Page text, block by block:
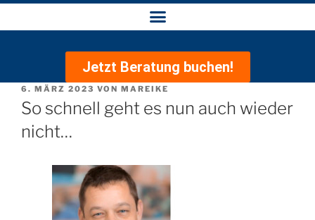
Jetzt Beratung buchen!
6. MÄRZ 2023 VON MAREIKE
So schnell geht es nun auch wieder
nicht…